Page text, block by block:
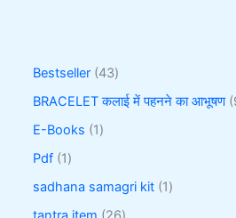
Bestseller 43
BRACELET कलाई में पहनने का आभूषण
E-Books 1
Pdf 1
sadhana samagri kit 1